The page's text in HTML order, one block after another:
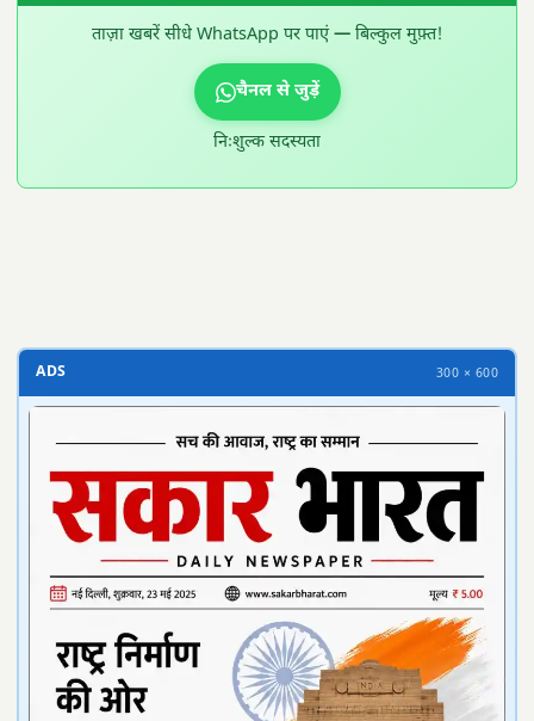
ताज़ा खबरें सीधे WhatsApp पर पाएं — बिल्कुल मुफ़्त!
चैनल से जुड़ें
निःशुल्क सदस्यता
ADS 300 × 600